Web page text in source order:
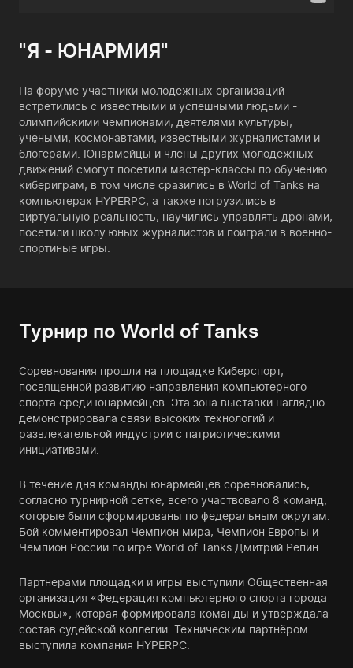
"Я - ЮНАРМИЯ"
На форуме участники молодежных организаций
встретились с известными и успешными людьми -
олимпийскими чемпионами, деятелями культуры,
учеными, космонавтами, известными журналистами и
блогерами. Юнармейцы и члены других молодежных
движений смогут посетили мастер-классы по обучению
кибериграм, в том числе сразились в World of Tanks на
компьютерах HYPERPC, а также погрузились в
виртуальную реальность, научились управлять дронами,
посетили школу юных журналистов и поиграли в военно-
спортиные игры.
Турнир по World of Tanks
Соревнования прошли на площадке Киберспорт,
посвященной развитию направления компьютерного
спорта среди юнармейцев. Эта зона выставки наглядно
демонстрировала связи высоких технологий и
развлекательной индустрии с патриотическими
инициативами.
В течение дня команды юнармейцев соревновались,
согласно турнирной сетке, всего участвовало 8 команд,
которые были сформированы по федеральным округам.
Бой комментировал Чемпион мира, Чемпион Европы и
Чемпион России по игре World of Tanks Дмитрий Репин.
Партнерами площадки и игры выступили Общественная
организация «Федерация компьютерного спорта города
Москвы», которая формировала команды и утверждала
состав судейской коллегии. Техническим партнёром
выступила компания HYPERPC.